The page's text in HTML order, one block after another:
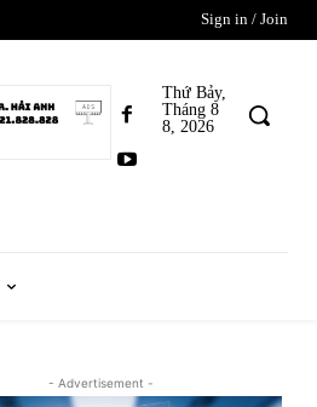
Sign in / Join
Thứ Bảy,
Tháng 8
8, 2026
- Advertisement -